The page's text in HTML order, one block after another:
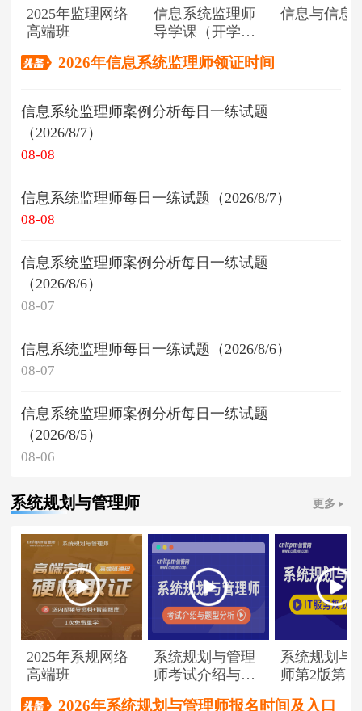
2025年监理网络
高端班
信息系统监理师
导学课（开学典
信息与信息
2026年信息系统监理师领证时间
信息系统监理师案例分析每日一练试题
（2026/8/7）
08-08
信息系统监理师每日一练试题（2026/8/7）
08-08
信息系统监理师案例分析每日一练试题
（2026/8/6）
08-07
信息系统监理师每日一练试题（2026/8/6）
08-07
信息系统监理师案例分析每日一练试题
（2026/8/5）
08-06
系统规划与管理师 更多
2025年系规网络
高端班
系统规划与管理
师考试介绍与题
系统规划与
师第2版第1
2026年系统规划与管理师报名时间及入口